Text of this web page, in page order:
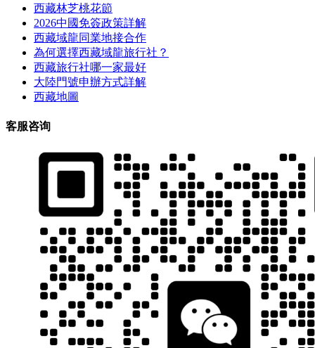
西藏林芝桃花節
2026中國免簽政策詳解
西藏域龍同業地接合作
為何選擇西藏域龍旅行社？
西藏旅行社哪一家最好
大陸門號申辦方式詳解
西藏地圖
客服咨询